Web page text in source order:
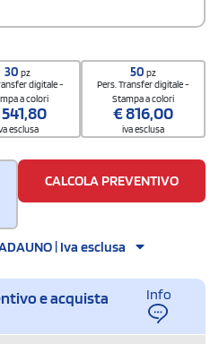
30pz
digitale -
a colori
541,80
esclusa
50 pz
Pers. Transfer digitale -
Stampa a colori
€816,00
iva esclusa
CALCOLA PREVENTIVO
| Iva esclusa
e acquista
Info